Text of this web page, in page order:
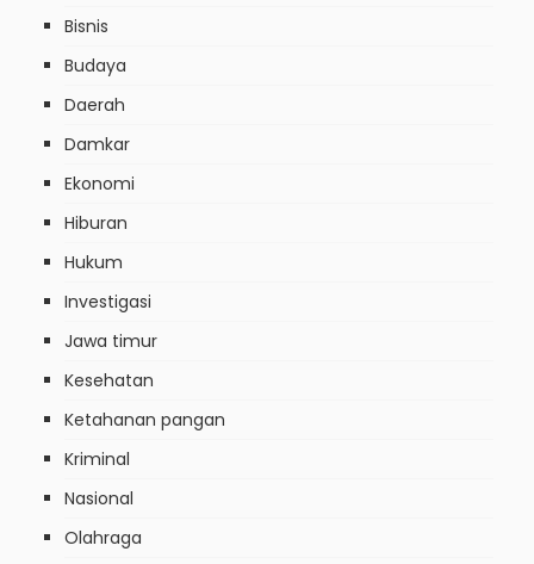
Bisnis
Budaya
Daerah
Damkar
Ekonomi
Hiburan
Hukum
Investigasi
Jawa timur
Kesehatan
Ketahanan pangan
Kriminal
Nasional
Olahraga